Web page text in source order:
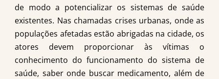
de modo a potencializar os sistemas de saúde
existentes. Nas chamadas crises urbanas, onde as
populações afetadas estão abrigadas na cidade, os
atores devem proporcionar às vítimas o
conhecimento do funcionamento do sistema de
saúde, saber onde buscar medicamento, além de